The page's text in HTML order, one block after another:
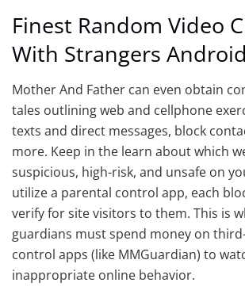
Finest Random Video
With Strangers
Mother And Father can even obtain
tales outlining web and cellphone
texts and direct messages, block
more. Keep in the learn about which
suspicious, high-risk, and unsafe on
utilize a parental control app, each
verify for site visitors to them. This is
guardians must spend money on
control apps (like MMGuardian) to
inappropriate online behavior.